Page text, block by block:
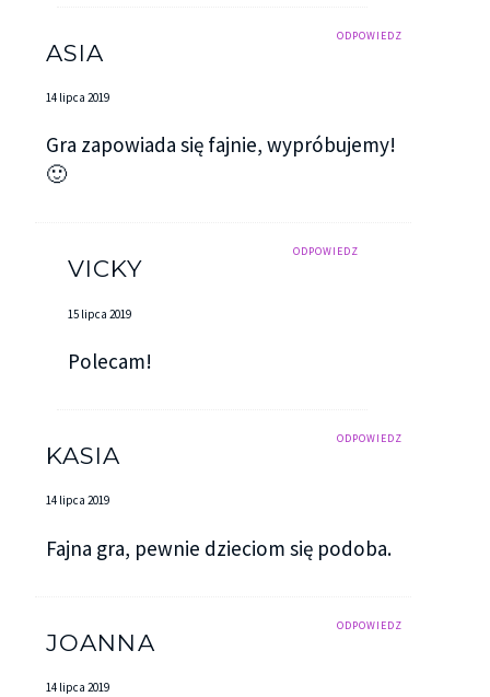
ODPOWIEDZ
ASIA
14 lipca 2019
Gra zapowiada się fajnie, wypróbujemy!
🙂
ODPOWIEDZ
VICKY
15 lipca 2019
Polecam!
ODPOWIEDZ
KASIA
14 lipca 2019
Fajna gra, pewnie dzieciom się podoba.
ODPOWIEDZ
JOANNA
14 lipca 2019